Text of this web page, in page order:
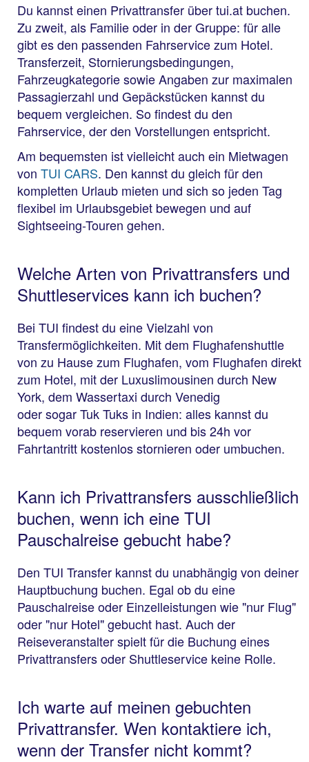
Du kannst einen Privattransfer über tui.at buchen.
Zu zweit, als Familie oder in der Gruppe: für alle
gibt es den passenden Fahrservice zum Hotel.
Transferzeit, Stornierungsbedingungen,
Fahrzeugkategorie sowie Angaben zur maximalen
Passagierzahl und Gepäckstücken kannst du
bequem vergleichen. So findest du den
Fahrservice, der den Vorstellungen entspricht.
Am bequemsten ist vielleicht auch ein Mietwagen
von TUI CARS. Den kannst du gleich für den
kompletten Urlaub mieten und sich so jeden Tag
flexibel im Urlaubsgebiet bewegen und auf
Sightseeing-Touren gehen.
Welche Arten von Privattransfers und
Shuttleservices kann ich buchen?
Bei TUI findest du eine Vielzahl von
Transfermöglichkeiten. Mit dem Flughafenshuttle
von zu Hause zum Flughafen, vom Flughafen direkt
zum Hotel, mit der Luxuslimousinen durch New
York, dem Wassertaxi durch Venedig
oder sogar Tuk Tuks in Indien: alles​ kannst du
bequem vorab reservieren und bis 24h vor
Fahrtantritt kostenlos stornieren oder umbuchen.
Kann ich Privattransfers ausschließlich
buchen, wenn ich eine TUI
Pauschalreise gebucht habe?
Den TUI Transfer kannst du unabhängig von deiner
Hauptbuchung buchen. Egal ob du eine
Pauschalreise oder Einzelleistungen wie "nur Flug"
oder "nur Hotel" gebucht hast. Auch der
Reiseveranstalter spielt für die Buchung eines
Privattransfers oder Shuttleservice keine Rolle.
Ich warte auf meinen gebuchten
Privattransfer. Wen kontaktiere ich,
wenn der Transfer nicht kommt?